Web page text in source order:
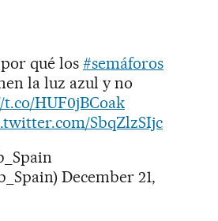
qué los #semáforos
la luz azul y no
HUF0jBCoak
SbqZlzSIjc
December 21,